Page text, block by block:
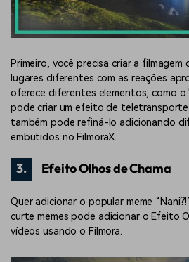
Primeiro, você precisa criar a filmagem
lugares diferentes com as reações
oferece diferentes elementos, como o
pode criar um efeito de teletransporte
também pode refiná-lo adicionando
embutidos no FilmoraX.
3. Efeito Olhos de Chama
Quer adicionar o popular meme
curte memes pode adicionar o Efeito
vídeos usando o Filmora.